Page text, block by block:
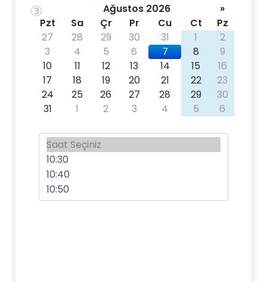
③ Ağustos 2026
»
Pzt
Sa Çr Pr Cu Ct
Pz
27
28 29 30 31 1
2
3
4 5 6 7 8
9
10
11 12 13 14 15
16
17
18 19 20 21 22
23
24
25 26 27 28 29
30
31
1 2 3 4 5 6